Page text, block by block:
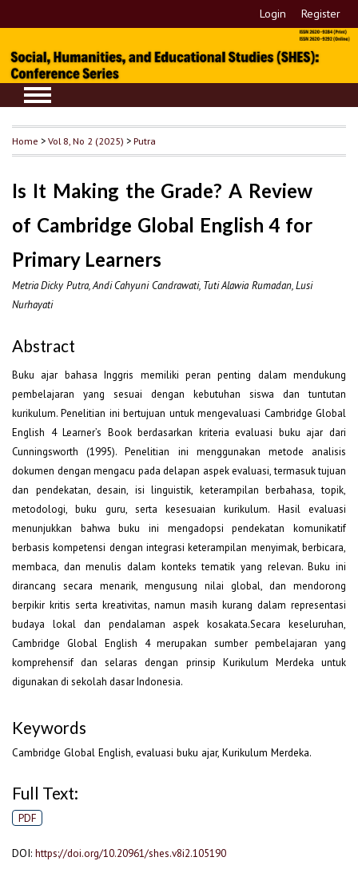
Login Register
Home >Vol 8, No 2 (2025) >Putra
Is It Making the Grade? A Review
of Cambridge Global English 4 for
Primary Learners
Metria Dicky Putra, Andi Cahyuni Candrawati, Tuti Alawia Rumadan, Lusi
Nurhayati
Abstract
Buku ajar bahasa Inggris memiliki peran penting dalam mendukung
pembelajaran yang sesuai dengan kebutuhan siswa dan tuntutan
kurikulum. Penelitian ini bertujuan untuk mengevaluasi Cambridge Global
English 4 Learner’s Book berdasarkan kriteria evaluasi buku ajar dari
Cunningsworth (1995). Penelitian ini menggunakan metode analisis
dokumen dengan mengacu pada delapan aspek evaluasi, termasuk tujuan
dan pendekatan, desain, isi linguistik, keterampilan berbahasa, topik,
metodologi, buku guru, serta kesesuaian kurikulum. Hasil evaluasi
menunjukkan bahwa buku ini mengadopsi pendekatan komunikatif
berbasis kompetensi dengan integrasi keterampilan menyimak, berbicara,
membaca, dan menulis dalam konteks tematik yang relevan. Buku ini
dirancang secara menarik, mengusung nilai global, dan mendorong
berpikir kritis serta kreativitas, namun masih kurang dalam representasi
budaya lokal dan pendalaman aspek kosakata.Secara keseluruhan,
Cambridge Global English 4 merupakan sumber pembelajaran yang
komprehensif dan selaras dengan prinsip Kurikulum Merdeka untuk
digunakan di sekolah dasar Indonesia.
Keywords
Cambridge Global English, evaluasi buku ajar, Kurikulum Merdeka.
Full Text:
PDF
DOI: https://doi.org/10.20961/shes.v8i2.105190